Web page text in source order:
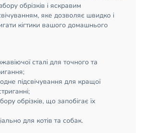
обрізків і яскравим
яке дозволяє швидко і
кігтики вашого домашнього
сталі для точного та
підсвічування для кращої
обрізків, що запобігає їх
для котів та собак.